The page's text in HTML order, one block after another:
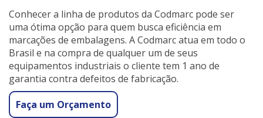
Conhecer a linha de produtos da Codmarc pode ser
uma ótima opção para quem busca eficiência em
marcações de embalagens. A Codmarc atua em todo o
Brasil e na compra de qualquer um de seus
equipamentos industriais o cliente tem 1 ano de
garantia contra defeitos de fabricação.
Faça um Orçamento